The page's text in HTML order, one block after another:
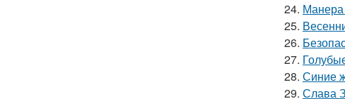
24. Манера
25.
26.
27.
28. Синие
29. Слава